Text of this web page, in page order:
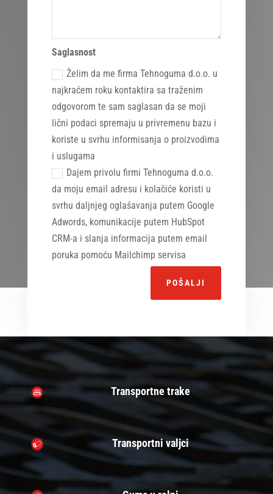
Saglasnost
Želim da me firma Tehnoguma d.o.o. u
najkraćem roku kontaktira sa traženim
odgovorom te sam saglasan da se moji
lični podaci spremaju u privremenu bazu i
koriste u svrhu informisanja o proizvodima
i uslugama
Dajem privolu firmi Tehnoguma d.o.o.
da moju email adresu i kolačiće koristi u
svrhu daljnjeg oglašavanja putem Google
Adwords, komunikacije putem HubSpot
CRM-a i slanja informacija putem email
poruka pomoću Mailchimp servisa
POŠALJI
Transportne trake
Transportni valjci